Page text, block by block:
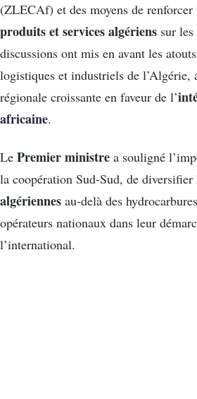
(ZLECAf) et des moyens de renforcer
produits et services algériens sur
discussions ont mis en avant les
logistiques et industriels de l’Algérie,
régionale croissante en faveur de l’
africaine.
Le Premier ministre a souligné
la coopération Sud-Sud, de diversifier
algériennes au-delà des
opérateurs nationaux dans leur
l’international.